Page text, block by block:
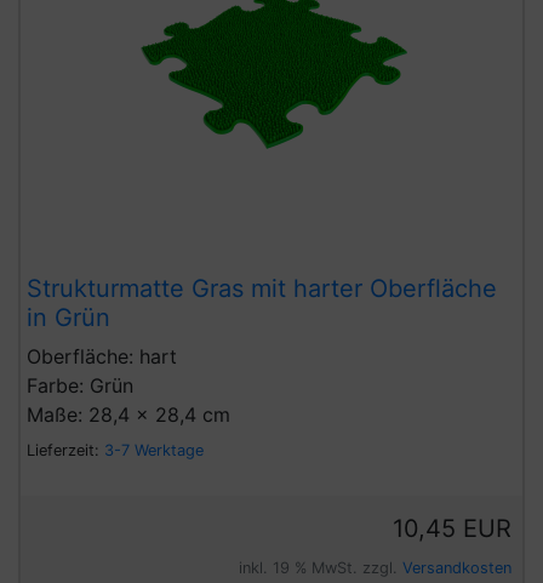
Strukturmatte Gras mit harter Oberfläche
in Grün
Oberfläche: hart
Farbe: Grün
Maße: 28,4 x 28,4 cm
Lieferzeit: 3-7 Werktage
10,45 EUR
inkl. 19 % MwSt. zzgl. Versandkosten